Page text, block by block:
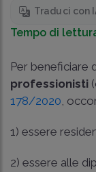
Traduci con
Tempo di
Per beneficiare
professionisti
178/2020,
1) essere
2) essere alle